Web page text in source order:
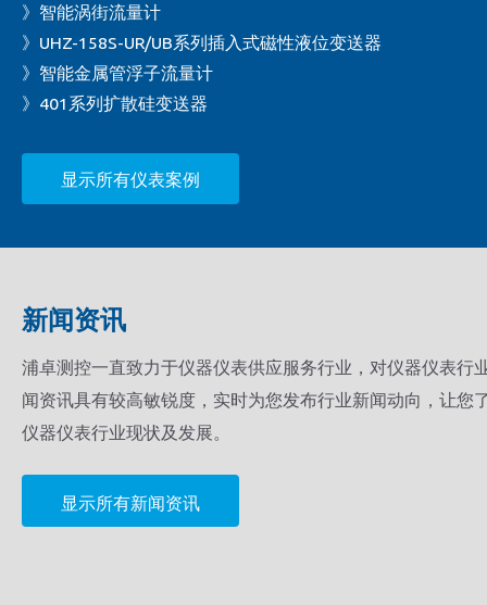
》智能涡街流量计
》UHZ-158S-UR/UB系列插入式磁性液位变送器
》智能金属管浮子流量计
》401系列扩散硅变送器
显示所有仪表案例
新闻资讯
浦卓测控一直致力于仪器仪表供应服务行业，对仪器仪表行
闻资讯具有较高敏锐度，实时为您发布行业新闻动向，让您
仪器仪表行业现状及发展。
显示所有新闻资讯